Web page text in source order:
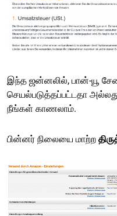
இந்த ஜன்னலில், பான்-யூ
செயல்படுத்தப்பட்டதா
நீங்கள் காணலாம்.
பின்னர் நிலையை மாற்ற